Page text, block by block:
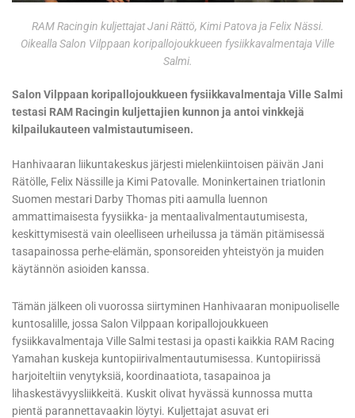
RAM Racingin kuljettajat Jani Rättö, Kimi Patova ja Felix Nässi.
Oikealla Salon Vilppaan koripallojoukkueen fysiikkavalmentaja Ville
Salmi.
Salon Vilppaan koripallojoukkueen fysiikkavalmentaja Ville Salmi
testasi RAM Racingin kuljettajien kunnon ja antoi vinkkejä
kilpailukauteen valmistautumiseen.
Hanhivaaran liikuntakeskus järjesti mielenkiintoisen päivän Jani
Rätölle, Felix Nässille ja Kimi Patovalle. Moninkertainen triatlonin
Suomen mestari Darby Thomas piti aamulla luennon
ammattimaisesta fyysiikka- ja mentaalivalmentautumisesta,
keskittymisestä vain oleelliseen urheilussa ja tämän pitämisessä
tasapainossa perhe-elämän, sponsoreiden yhteistyön ja muiden
käytännön asioiden kanssa.
Tämän jälkeen oli vuorossa siirtyminen Hanhivaaran monipuoliselle
kuntosalille, jossa Salon Vilppaan koripallojoukkueen
fysiikkavalmentaja Ville Salmi testasi ja opasti kaikkia RAM Racing
Yamahan kuskeja kuntopiirivalmentautumisessa. Kuntopiirissä
harjoiteltiin venytyksiä, koordinaatiota, tasapainoa ja
lihaskestävyysliikkeitä. Kuskit olivat hyvässä kunnossa mutta
pientä parannettavaakin löytyi. Kuljettajat asuvat eri